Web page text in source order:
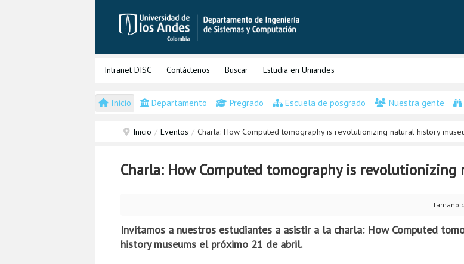
Intranet DISC Contáctenos Buscar Estudia en Uniandes
Inicio Departamento Pregrado Escuela de posgrado Nuestra gente
Inicio / Eventos / Charla: How Computed tomography is revolutionizing natural history
Charla: How Computed tomography is
Tamaño
Invitamos a nuestros estudiantes a asistir a la charla: How Computed
history museums el próximo 21 de abril.